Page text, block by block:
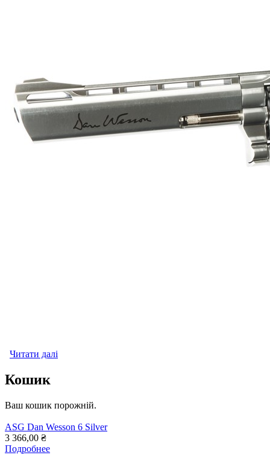
Читати далі
Кошик
Ваш кошик порожній.
ASG Dan Wesson 6 Silver
3 366,00 ₴
Подробнее